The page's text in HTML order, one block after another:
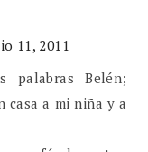
11, 2011
palabras Belén;
casa a mi niña y a